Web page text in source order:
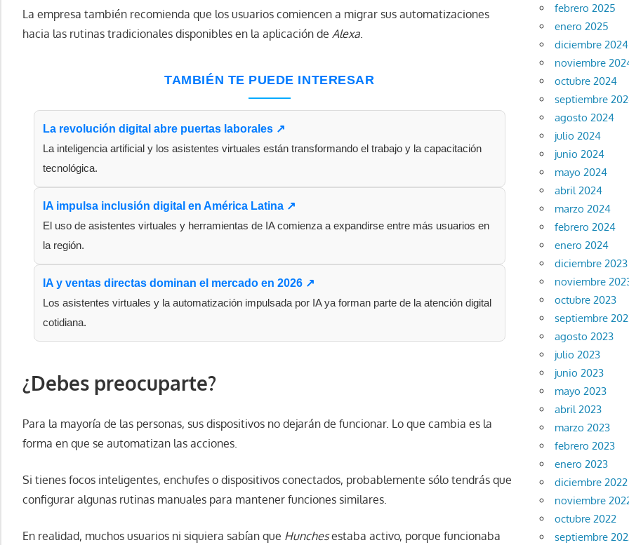
La empresa también recomienda que los usuarios comiencen a migrar sus automatizaciones
hacia las rutinas tradicionales disponibles en la aplicación de Alexa.
TAMBIÉN TE PUEDE INTERESAR
La revolución digital abre puertas laborales ↗
La inteligencia artificial y los asistentes virtuales están transformando el trabajo y la capacitación
tecnológica.
IA impulsa inclusión digital en América Latina ↗
El uso de asistentes virtuales y herramientas de IA comienza a expandirse entre más usuarios en
la región.
IA y ventas directas dominan el mercado en 2026 ↗
Los asistentes virtuales y la automatización impulsada por IA ya forman parte de la atención digital
cotidiana.
¿Debes preocuparte?
Para la mayoría de las personas, sus dispositivos no dejarán de funcionar. Lo que cambia es la
forma en que se automatizan las acciones.
Si tienes focos inteligentes, enchufes o dispositivos conectados, probablemente sólo tendrás que
configurar algunas rutinas manuales para mantener funciones similares.
En realidad, muchos usuarios ni siquiera sabían que Hunchesestaba activo, porque funcionaba
febrero 2025
enero 2025
diciembre 2024
noviembre
octubre 2024
septiembre
agosto 2024
julio 2024
junio 2024
mayo 2024
abril 2024
marzo 2024
febrero 2024
enero 2024
diciembre 2023
noviembre
octubre 2023
septiembre
agosto 2023
julio 2023
junio 2023
mayo 2023
abril 2023
marzo 2023
febrero 2023
enero 2023
diciembre 2022
noviembre
octubre 2022
septiembre